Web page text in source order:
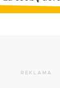
REKLAMA